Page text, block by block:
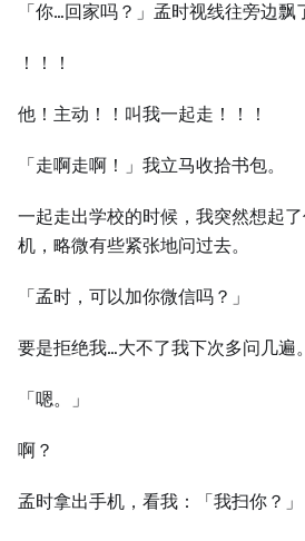
「你…回家吗？」孟时视线往旁边飘
！！！
他！主动！！叫我一起走！！！
「走啊走啊！」我立马收拾书包。
一起走出学校的时候，我突然想起
机，略微有些紧张地问过去。
「孟时，可以加你微信吗？」
要是拒绝我…大不了我下次多问几遍。
「嗯。」
啊？
孟时拿出手机，看我：「我扫你？」